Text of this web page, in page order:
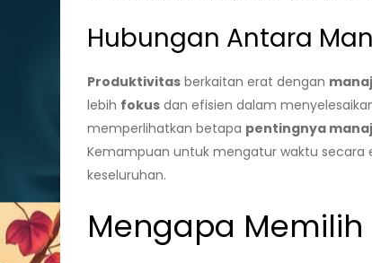
Hubungan Antara
Produktivitas berkaitan erat dengan
lebih fokus dan efisien dalam
memperlihatkan betapa pentingnya
Kemampuan untuk mengatur waktu
keseluruhan.
Mengapa Memilih